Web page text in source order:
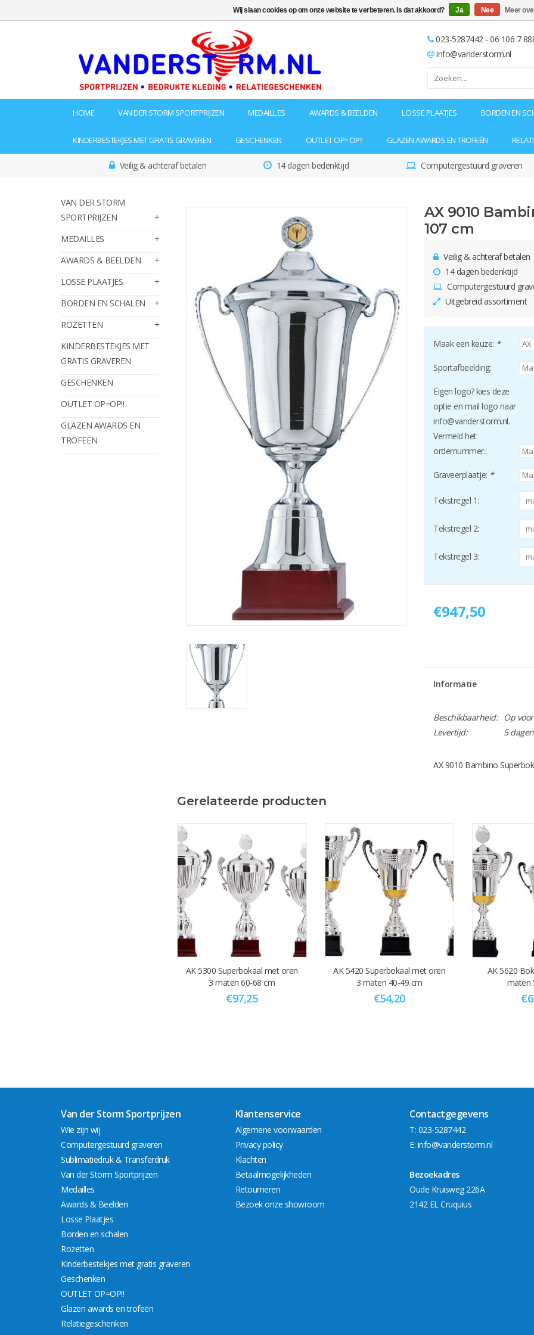
023-5287442 - 06 106 7
info@vanderstorm.nl
HOME VAN DER STORM SPORTPRIJZEN MEDAILLES AWARDS & BEELDEN LOSSE PLAATJES BORDEN EN
KINDERBESTEKJES MET GRATIS GRAVEREN GESCHENKEN OUTLET OP=OP!! GLAZEN AWARDS EN TROFEËN
Veilig & achteraf betalen 14 dagen bedenktijd Computergestuurd graveren
VAN DER STORM
SPORTPRIJZEN
MEDAILLES
AWARDS & BEELDEN
LOSSE PLAATJES
BORDEN EN SCHALEN
ROZETTEN
KINDERBESTEKJES MET
GRATIS GRAVEREN
GESCHENKEN
OUTLET OP=OP!!
GLAZEN AWARDS EN
TROFEËN
AX 9010
107 cm
Veilig & achteraf betalen
14 dagen bedenktijd
Computergestuurd
Uitgebreid assortiment
Maak een keuze: *
Sportafbeelding:
Eigen logo? kies deze
optie en mail logo naar
info@vanderstorm.nl.
Vermeld het
ordernummer.:
Graveerplaatje: *
Tekstregel 1:
Tekstregel 2:
Tekstregel 3:
€947,50
Informatie
Beschikbaarheid:
Op
Levertijd:
5 dagen
AX 9010 Bambino
Gerelateerde producten
AK 5300 Superbokaal met oren
3 maten 60-68 cm
€97,25
AK 5420 Superbokaal met oren
3 maten 40-49 cm
€54,20
AK 5620
maten
Van der Storm Sportprijzen
Wie zijn wij
Computergestuurd graveren
Sublimatiedruk & Transferdruk
Van der Storm Sportprijzen
Medailles
Awards & Beelden
Losse Plaatjes
Borden en schalen
Rozetten
Kinderbestekjes met gratis graveren
Geschenken
OUTLET OP=OP!!
Glazen awards en trofeën
Relatiegeschenken
Klantenservice
Algemene voorwaarden
Privacy policy
Klachten
Betaalmogelijkheden
Retourneren
Bezoek onze showroom
Contactgegevens
T: 023-5287442
E: info@vanderstorm.nl
Bezoekadres
Oude Kruisweg 226A
2142 EL Cruquius
Wij slaan cookies op om onze website te verbeteren. Is dat akkoord? Ja Nee Meer